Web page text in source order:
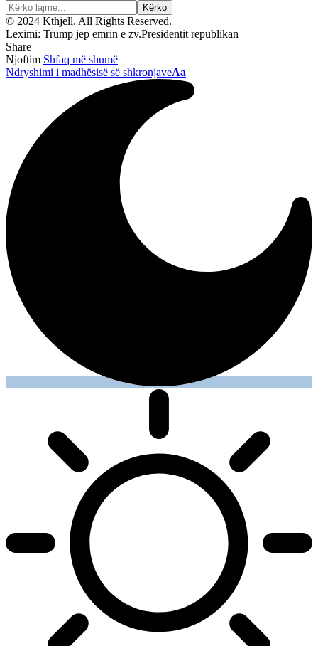
© 2024 Kthjell. All Rights Reserved.
Leximi: Trump jep emrin e zv.Presidentit republikan
Share
Njoftim Shfaq më shumë
Ndryshimi i madhësisë së shkronjaveAa